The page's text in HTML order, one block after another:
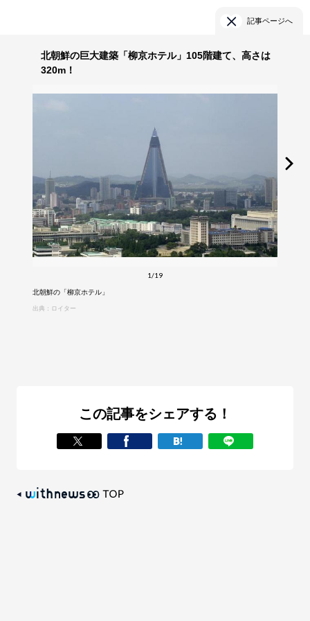
記事ページへ
北朝鮮の巨大建築「柳京ホテル」105階建て、高さは
320m！
1/19
北朝鮮の「柳京ホテル」
出典：ロイター
この記事をシェアする！